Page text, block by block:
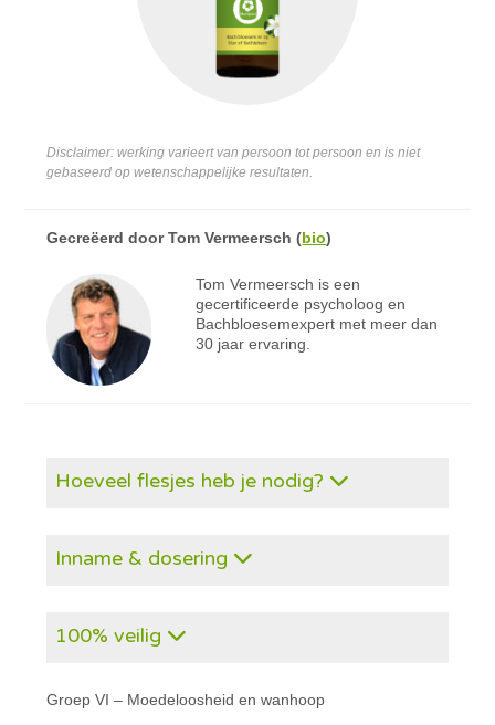
Disclaimer: werking varieert van persoon tot persoon en is niet
gebaseerd op wetenschappelijke resultaten.
Gecreëerd doorTom Vermeersch (bio)
Tom Vermeersch is een
gecertificeerde psycholoog en
Bachbloesemexpert met meer dan
30 jaar ervaring.
Hoeveel flesjes heb je nodig?
Inname & dosering
100% veilig
Groep VI – Moedeloosheid en wanhoop